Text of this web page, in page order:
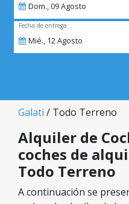
Dom.,09Agosto
Fecha de entrega
Mié., 12Agosto
Galati / Todo Terreno
Alquiler de
coches de
Todo Terreno
A continuación se